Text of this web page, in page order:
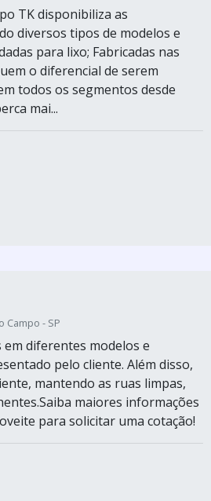
TK disponibiliza as
diversos tipos de modelos e
para lixo; Fabricadas nas
o diferencial de serem
todos os segmentos desde
mai...
Campo - SP
diferentes modelos e
pelo cliente. Além disso,
mantendo as ruas limpas,
maiores informações
para solicitar uma cotação!